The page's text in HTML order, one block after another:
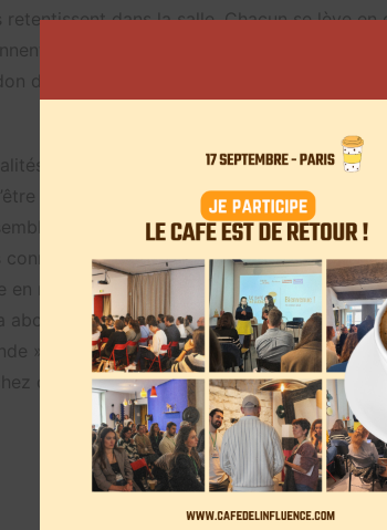
retentissent dans la salle. Chacun se lève
de voir. Leurs discussions sera
dans la salle. Le réalisateur et l’acteur ont
sont loin d’être destabilisées par
avec les autres », précisera dès le début
unanimes, « Un autre monde » porte
« Peut-être qu’un collègue va se
en rigolant l’une des invitée quand son tour
aborder les réflexions venues après le
» sème quelque chose dans la vie des
chacun un peu d’humilité », conclura-t-elle.